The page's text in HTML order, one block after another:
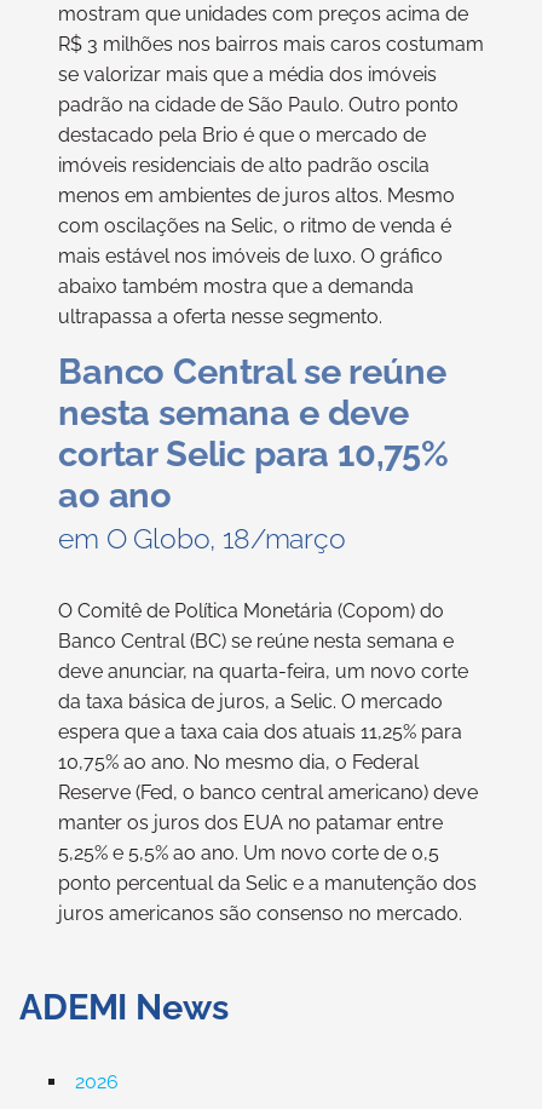
mostram que unidades com preços acima de
R$ 3 milhões nos bairros mais caros costumam
se valorizar mais que a média dos imóveis
padrão na cidade de São Paulo. Outro ponto
destacado pela Brio é que o mercado de
imóveis residenciais de alto padrão oscila
menos em ambientes de juros altos. Mesmo
com oscilações na Selic, o ritmo de venda é
mais estável nos imóveis de luxo. O gráfico
abaixo também mostra que a demanda
ultrapassa a oferta nesse segmento.
Banco Central se reúne
nesta semana e deve
cortar Selic para 10,75%
ao ano
em O Globo, 18/março
O Comitê de Política Monetária (Copom) do
Banco Central (BC) se reúne nesta semana e
deve anunciar, na quarta-feira, um novo corte
da taxa básica de juros, a Selic. O mercado
espera que a taxa caia dos atuais 11,25% para
10,75% ao ano. No mesmo dia, o Federal
Reserve (Fed, o banco central americano) deve
manter os juros dos EUA no patamar entre
5,25% e 5,5% ao ano. Um novo corte de 0,5
ponto percentual da Selic e a manutenção dos
juros americanos são consenso no mercado.
ADEMI News
2026